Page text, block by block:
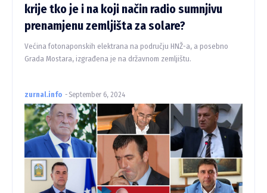
krije tko je i na koji način radio sumnjivu
prenamjenu zemljišta za solare?
Većina fotonaponskih elektrana na području HNŽ-a, a posebno
Grada Mostara, izgrađena je na državnom zemljištu.
zurnal.info - September 6, 2024